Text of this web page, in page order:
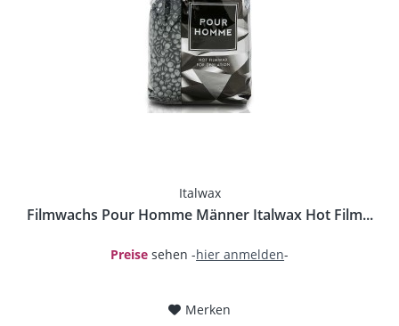
Italwax
Filmwachs Pour Homme Männer Italwax Hot Film...
Preise sehen -hier anmelden-
Merken